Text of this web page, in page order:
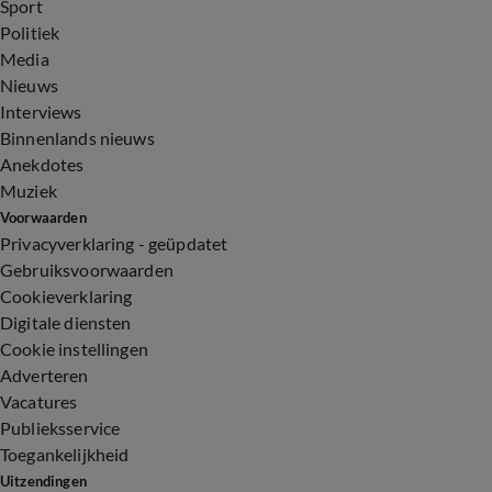
Sport
Politiek
Media
Nieuws
Interviews
Binnenlands nieuws
Anekdotes
Muziek
Voorwaarden
Privacyverklaring - geüpdatet
Gebruiksvoorwaarden
Cookieverklaring
Digitale diensten
Cookie instellingen
Adverteren
Vacatures
Publieksservice
Toegankelijkheid
Uitzendingen